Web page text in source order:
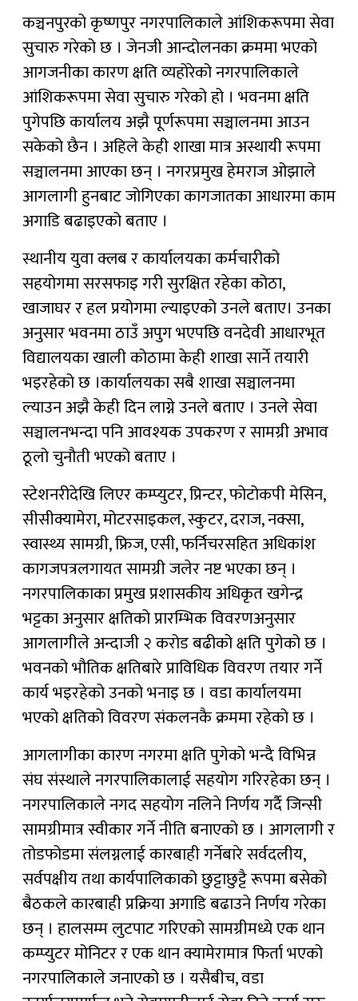
कञ्चनपुरको कृष्णपुर नगरपालिकाले आंशिकरूपमा सेवा
सुचारु गरेको छ । जेनजी आन्दोलनका क्रममा भएको
आगजनीका कारण क्षति व्यहोरेको नगरपालिकाले
आंशिकरूपमा सेवा सुचारु गरेको हो । भवनमा क्षति
पुगेपछि कार्यालय अझै पूर्णरूपमा सञ्चालनमा आउन
सकेको छैन । अहिले केही शाखा मात्र अस्थायी रूपमा
सञ्चालनमा आएका छन् । नगरप्रमुख हेमराज ओझाले
आगलागी हुनबाट जोगिएका कागजातका आधारमा काम
अगाडि बढाइएको बताए ।
स्थानीय युवा क्लब र कार्यालयका कर्मचारीको
सहयोगमा सरसफाइ गरी सुरक्षित रहेका कोठा,
खाजाघर र हल प्रयोगमा ल्याइएको उनले बताए। उनका
अनुसार भवनमा ठाउँ अपुग भएपछि वनदेवी आधारभूत
विद्यालयका खाली कोठामा केही शाखा सार्ने तयारी
भइरहेको छ ।कार्यालयका सबै शाखा सञ्चालनमा
ल्याउन अझै केही दिन लाग्ने उनले बताए । उनले सेवा
सञ्चालनभन्दा पनि आवश्यक उपकरण र सामग्री अभाव
ठूलो चुनौती भएको बताए ।
स्टेशनरीदेखि लिएर कम्प्युटर, प्रिन्टर, फोटोकपी मेसिन,
सीसीक्यामेरा, मोटरसाइकल, स्कुटर, दराज, नक्सा,
स्वास्थ्य सामग्री, फ्रिज, एसी, फर्निचरसहित अधिकांश
कागजपत्रलगायत सामग्री जलेर नष्ट भएका छन् ।
नगरपालिकाका प्रमुख प्रशासकीय अधिकृत खगेन्द्र
भट्टका अनुसार क्षतिको प्रारम्भिक विवरणअनुसार
आगलागीले अन्दाजी २ करोड बढीको क्षति पुगेको छ ।
भवनको भौतिक क्षतिबारे प्राविधिक विवरण तयार गर्ने
कार्य भइरहेको उनको भनाइ छ । वडा कार्यालयमा
भएको क्षतिको विवरण संकलनकै क्रममा रहेको छ ।
आगलागीका कारण नगरमा क्षति पुगेको भन्दै विभिन्न
संघ संस्थाले नगरपालिकालाई सहयोग गरिरहेका छन् ।
नगरपालिकाले नगद सहयोग नलिने निर्णय गर्दै जिन्सी
सामग्रीमात्र स्वीकार गर्ने नीति बनाएको छ । आगलागी र
तोडफोडमा संलग्नलाई कारबाही गर्नेबारे सर्वदलीय,
सर्वपक्षीय तथा कार्यपालिकाको छुट्टाछुट्टै रूपमा बसेको
बैठकले कारबाही प्रक्रिया अगाडि बढाउने निर्णय गरेका
छन् । हालसम्म लुटपाट गरिएको सामग्रीमध्ये एक थान
कम्प्युटर मोनिटर र एक थान क्यामेरामात्र फिर्ता भएको
नगरपालिकाले जनाएको छ । यसैबीच, वडा